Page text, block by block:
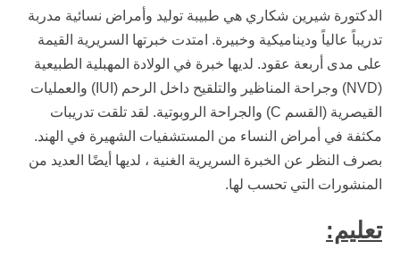
الدكتورة شيرين شكاري هي طبيبة توليد وأمراض نسائية مدربة
تدريباً عالياً وديناميكية وخبيرة. امتدت خبرتها السريرية القيمة
على مدى أربعة عقود. لديها خبرة في الولادة المهبلية الطبيعية
(NVD) وجراحة المناظير والتلقيح داخل الرحم (IUI) والعمليات
القيصرية (القسم C) والجراحة الروبوتية. لقد تلقت تدريبات
مكثفة في أمراض النساء من المستشفيات الشهيرة في الهند.
بصرف النظر عن الخبرة السريرية الغنية ، لديها أيضًا العديد من
المنشورات التي تحسب لها.
تعليم: